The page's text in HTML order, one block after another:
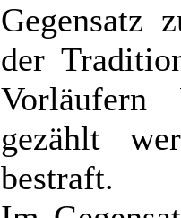
Gegensatz
der
Vorläufern
gezählt
bestraft.